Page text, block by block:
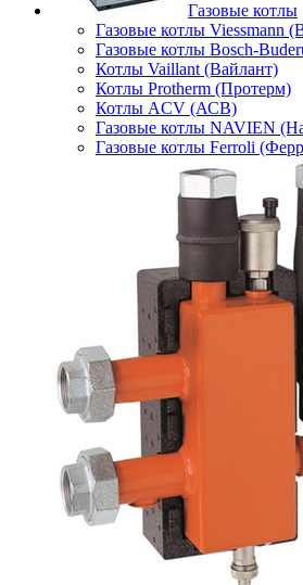
Газовые котлы
Газовые котлы Viessmann
Газовые котлы Bosch-
Котлы Vaillant (Вайлант)
Котлы Protherm (Протерм)
Котлы ACV (АСВ)
Газовые котлы NAVIEN
Газовые котлы Ferroli